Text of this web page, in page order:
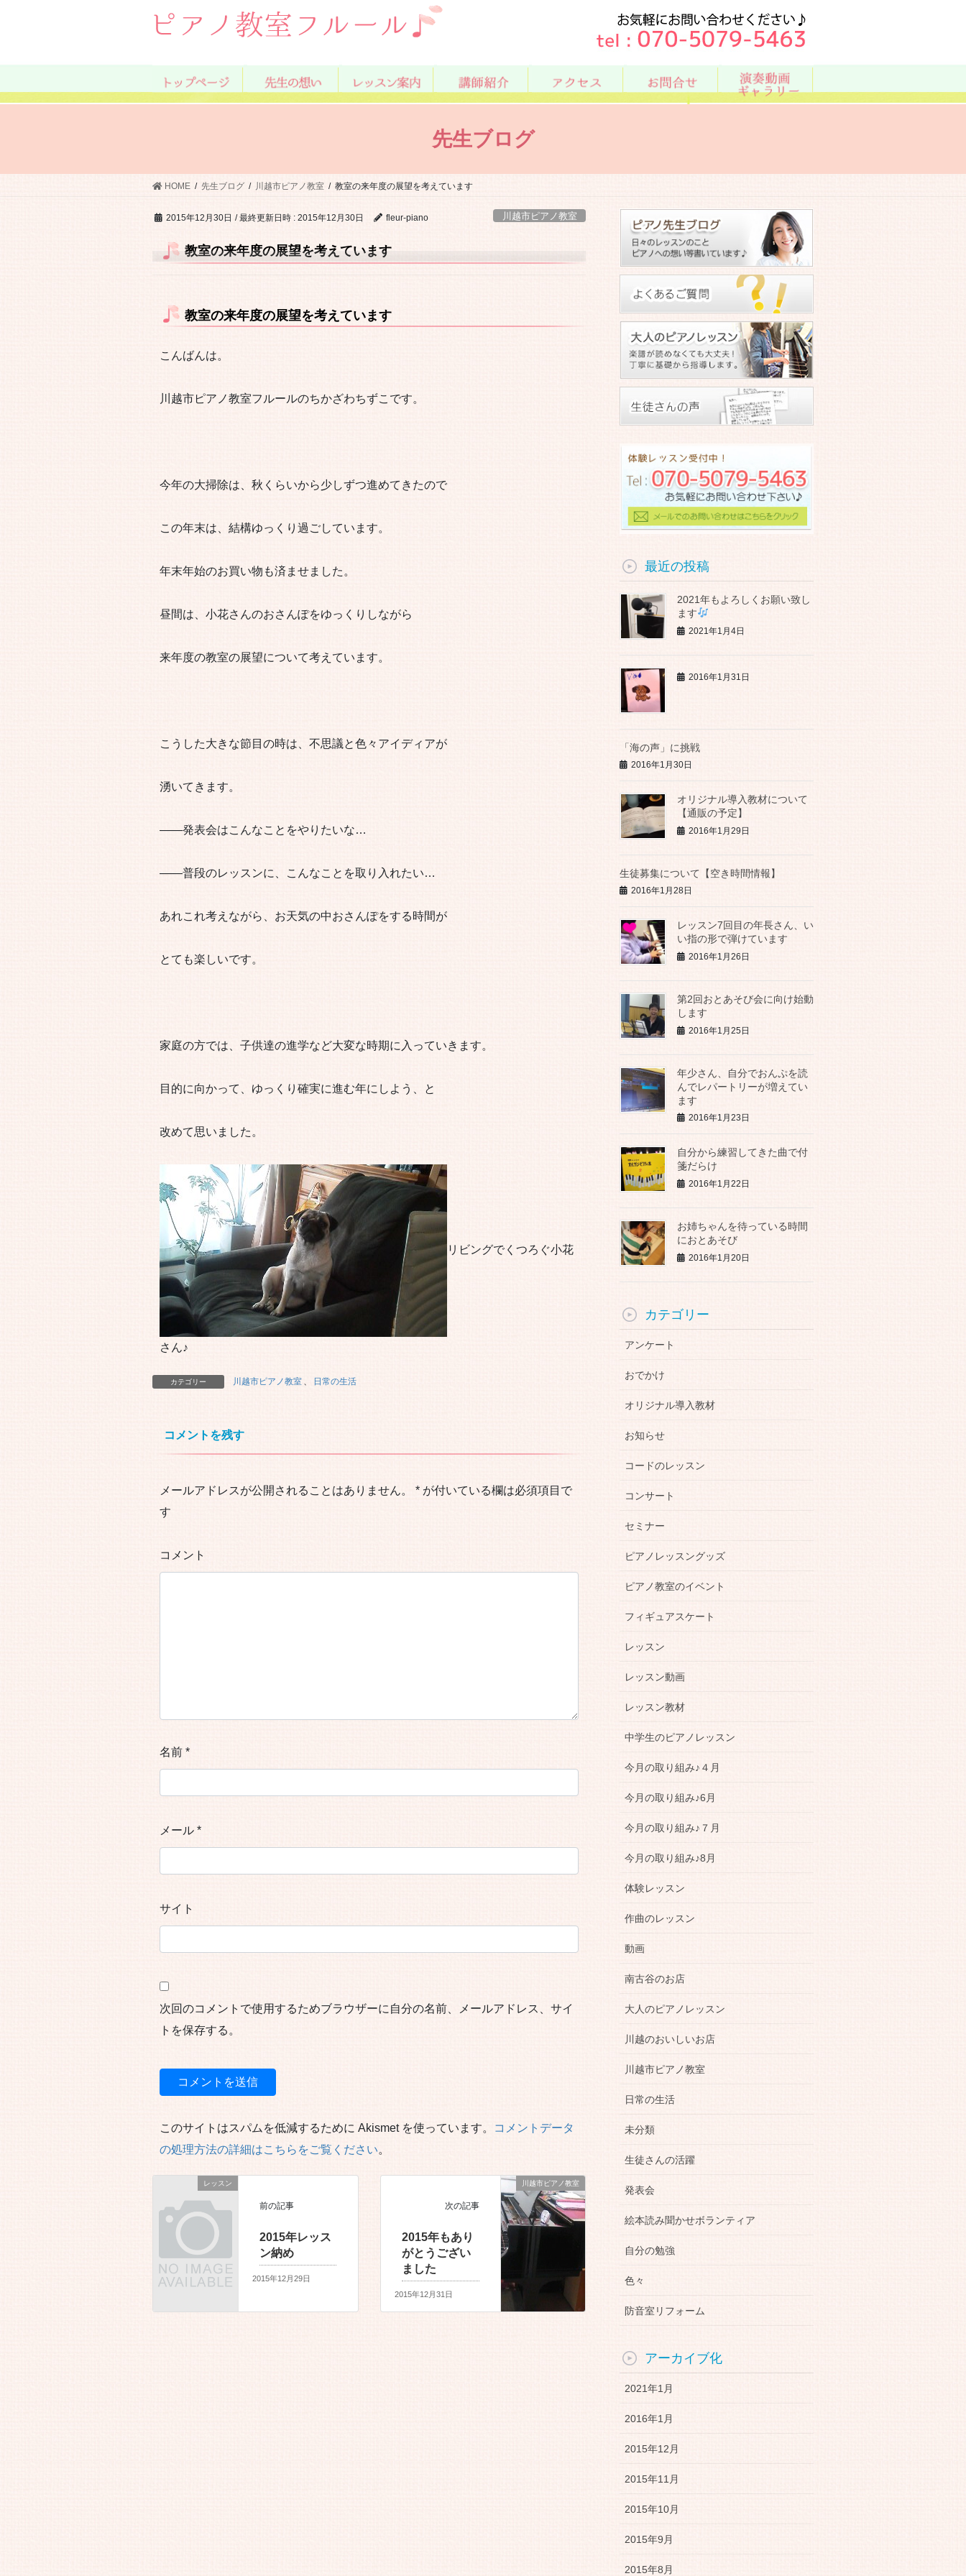
へ
ョ
先生ブログ
HOME 先生ブログ 川越市ピアノ教室 教室の来年度の展望を考えています
2015年12月30日 / 最終更新日時 : 2015年12月30日 fleur-piano 川越市ピアノ教室
教室の来年度の展望を考えています
教室の来年度の展望を考えています
こんばんは。
川越市ピアノ教室フルールのちかざわちずこです。
今年の大掃除は、秋くらいから少しずつ進めてきたので
この年末は、結構ゆっくり過ごしています。
年末年始のお買い物も済ませました。
昼間は、小花さんのおさんぽをゆっくりしながら
来年度の教室の展望について考えています。
こうした大きな節目の時は、不思議と色々アイディアが
湧いてきます。
――発表会はこんなことをやりたいな…
――普段のレッスンに、こんなことを取り入れたい…
あれこれ考えながら、お天気の中おさんぽをする時間が
とても楽しいです。
家庭の方では、子供達の進学など大変な時期に入っていきます。
目的に向かって、ゆっくり確実に進む年にしよう、と
改めて思いました。
リビングでくつろぐ小花
さん♪
カテゴリー 川越市ピアノ教室 、 日常の生活
コメントを残す
メールアドレスが公開されることはありません。 * が付いている欄は必須項目で
す
コメント
名前 *
メール *
サイト
次回のコメントで使用するためブラウザーに自分の名前、メールアドレス、サイ
トを保存する。
このサイトはスパムを低減するために Akismet を使っています。
コメントデータ
の処理方法の詳細はこちらをご覧ください。
レッスン
前の記事
2015年レッス
ン納め
2015年12月29日
川越市ピアノ教室
次の記事
2015年もあり
がとうござい
ました
2015年12月31日
最近の投稿
2021年もよろしくお願い致し
ます
2021年1月4日
2016年1月31日
「海の声」に挑戦
2016年1月30日
オリジナル導入教材について
【通販の予定】
2016年1月29日
生徒募集について【空き時間情報】
2016年1月28日
レッスン7回目の年長さん、い
い指の形で弾けています
2016年1月26日
第2回おとあそび会に向け始動
します
2016年1月25日
年少さん、自分でおんぷを読
んでレパートリーが増えてい
ます
2016年1月23日
自分から練習してきた曲で付
箋だらけ
2016年1月22日
お姉ちゃんを待っている時間
におとあそび
2016年1月20日
カテゴリー
アンケート
おでかけ
オリジナル導入教材
お知らせ
コードのレッスン
コンサート
セミナー
ピアノレッスングッズ
ピアノ教室のイベント
フィギュアスケート
レッスン
レッスン動画
レッスン教材
中学生のピアノレッスン
今月の取り組み♪４月
今月の取り組み♪6月
今月の取り組み♪７月
今月の取り組み♪8月
体験レッスン
作曲のレッスン
動画
南古谷のお店
大人のピアノレッスン
川越のおいしいお店
川越市ピアノ教室
日常の生活
未分類
生徒さんの活躍
発表会
絵本読み聞かせボランティア
自分の勉強
色々
防音室リフォーム
アーカイブ化
2021年1月
2016年1月
2015年12月
2015年11月
2015年10月
2015年9月
2015年8月